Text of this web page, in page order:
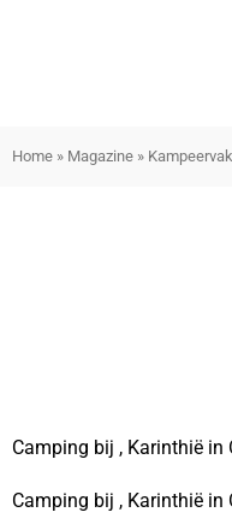
Home » Magazine »
Camping bij , Karinthië in
Camping bij , Karinthië